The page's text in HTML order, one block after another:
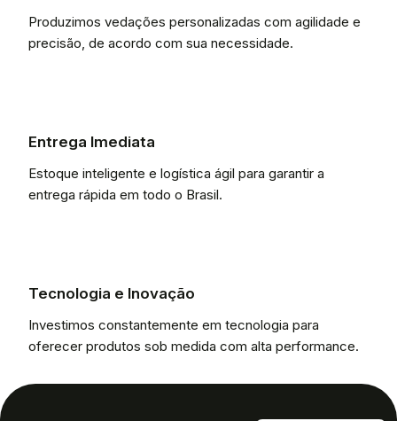
Produzimos vedações personalizadas com agilidade e
precisão, de acordo com sua necessidade.
Entrega Imediata
Estoque inteligente e logística ágil para garantir a
entrega rápida em todo o Brasil.
Tecnologia e Inovação
Investimos constantemente em tecnologia para
oferecer produtos sob medida com alta performance.